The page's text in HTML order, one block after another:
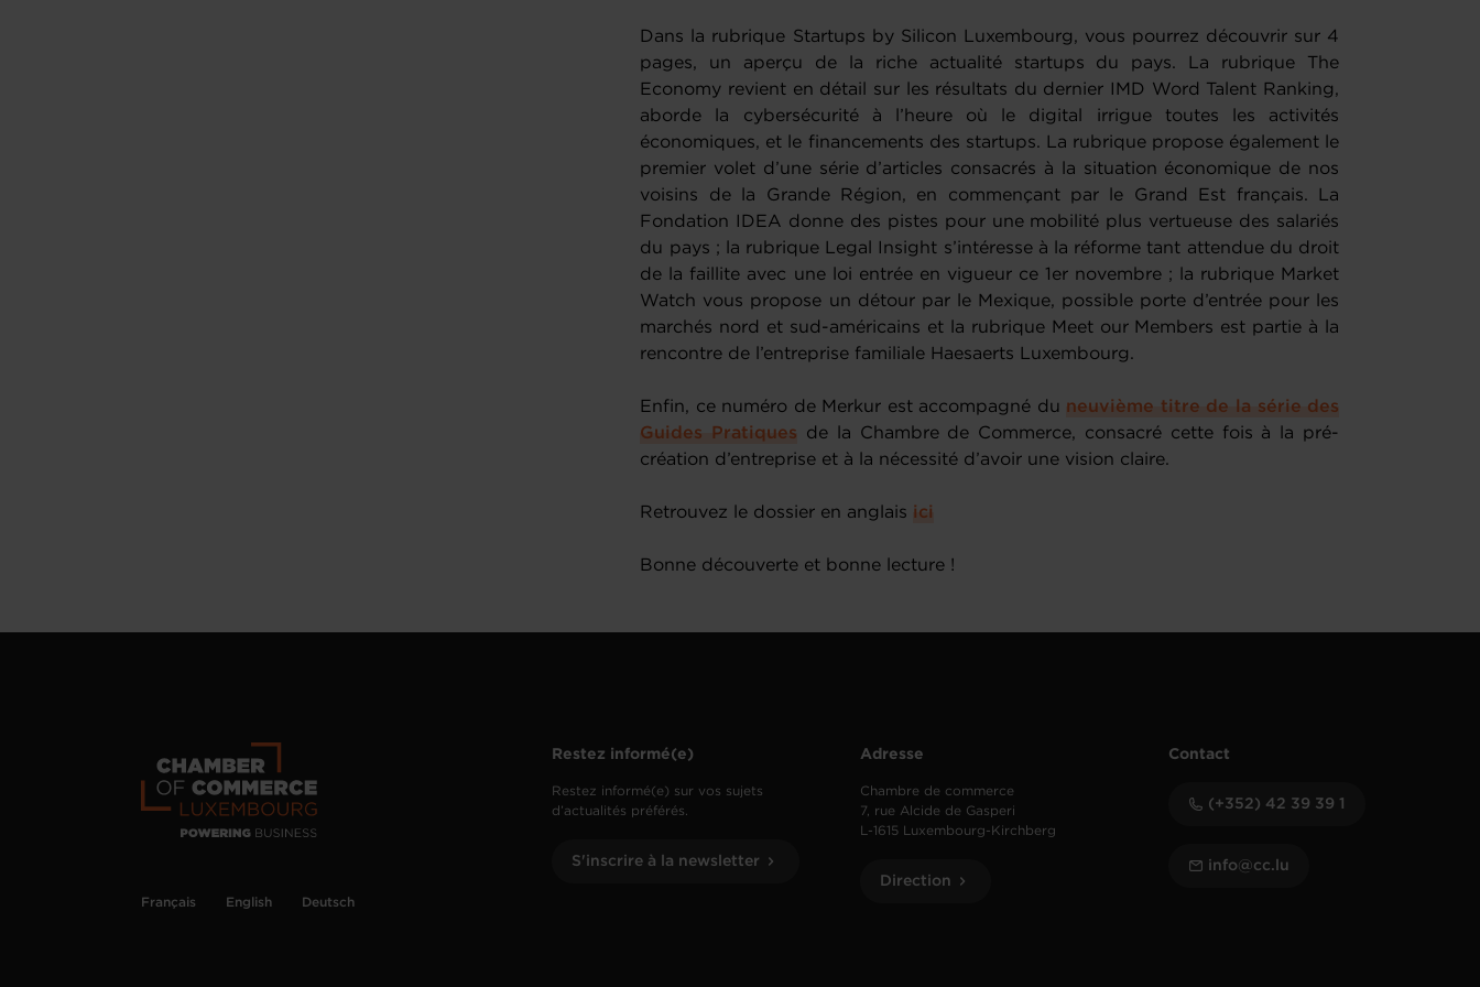
Dans la rubrique Startups by Silicon Luxembourg, vous pourrez découvrir sur 4
pages, un aperçu de la riche actualité startups du pays. La rubrique The
Economy revient en détail sur les résultats du dernier IMD Word Talent Ranking,
aborde la cybersécurité à l’heure où le digital irrigue toutes les activités
économiques, et le financements des startups. La rubrique propose également le
premier volet d’une série d’articles consacrés à la situation économique de nos
voisins de la Grande Région, en commençant par le Grand Est français. La
Fondation IDEA donne des pistes pour une mobilité plus vertueuse des salariés
du pays ; la rubrique Legal Insight s’intéresse à la réforme tant attendue du droit
de la faillite avec une loi entrée en vigueur ce 1er novembre ; la rubrique Market
Watch vous propose un détour par le Mexique, possible porte d’entrée pour les
marchés nord et sud-américains et la rubrique Meet our Members est partie à la
rencontre de l’entreprise familiale Haesaerts Luxembourg.
Enfin, ce numéro de Merkur est accompagné du neuvième titre de la série des
Guides Pratiques de la Chambre de Commerce, consacré cette fois à la pré-
création d’entreprise et à la nécessité d’avoir une vision claire.
Retrouvez le dossier en anglais ici
Bonne découverte et bonne lecture !
Français English Deutsch
Restez informé(e)
Restez informé(e) sur vos sujets
d’actualités préférés.
S'inscrire à la newsletter
Adresse
Chambre de commerce
7, rue Alcide de Gasperi
L-1615 Luxembourg-Kirchberg
Direction
Contact
(+352) 42 39 39 1
info@cc.lu